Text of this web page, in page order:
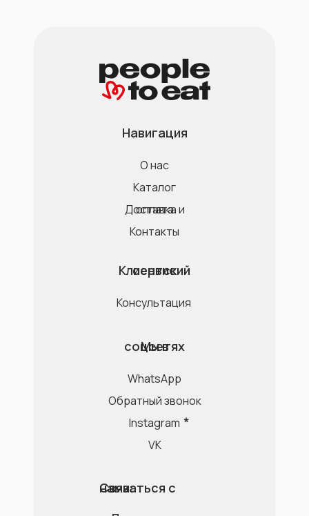
Навигация
О нас
Контакты
Каталог
Доставка и оплата
Консультация
Клиентский сервис
Instagram
VK
WhatsApp
Обратный звонок
Мы в соцсетях
Связаться с нами: